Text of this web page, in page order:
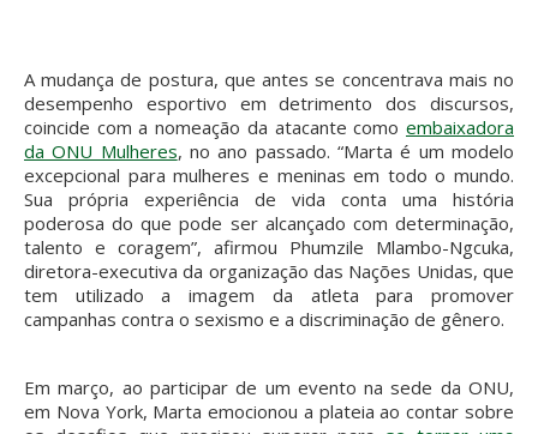
A mudança de postura, que antes se concentrava mais no
desempenho esportivo em detrimento dos discursos,
coincide com a nomeação da atacante como embaixadora
da ONU Mulheres, no ano passado. “Marta é um modelo
excepcional para mulheres e meninas em todo o mundo.
Sua própria experiência de vida conta uma história
poderosa do que pode ser alcançado com determinação,
talento e coragem”, afirmou Phumzile Mlambo-Ngcuka,
diretora-executiva da organização das Nações Unidas, que
tem utilizado a imagem da atleta para promover
campanhas contra o sexismo e a discriminação de gênero.
Em março, ao participar de um evento na sede da ONU,
em Nova York, Marta emocionou a plateia ao contar sobre